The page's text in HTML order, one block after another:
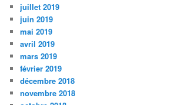
juillet 2019
juin 2019
mai 2019
avril 2019
mars 2019
février 2019
décembre 2018
novembre 2018